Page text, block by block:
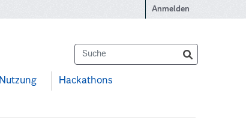
Anmelden
Nutzung Hackathons